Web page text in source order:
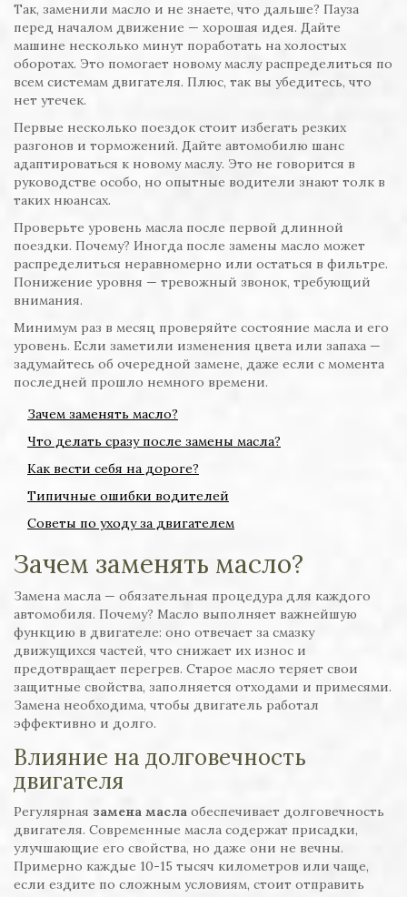
Так, заменили масло и не знаете, что дальше? Пауза
перед началом движение — хорошая идея. Дайте
машине несколько минут поработать на холостых
оборотах. Это помогает новому маслу распределиться по
всем системам двигателя. Плюс, так вы убедитесь, что
нет утечек.
Первые несколько поездок стоит избегать резких
разгонов и торможений. Дайте автомобилю шанс
адаптироваться к новому маслу. Это не говорится в
руководстве особо, но опытные водители знают толк в
таких нюансах.
Проверьте уровень масла после первой длинной
поездки. Почему? Иногда после замены масло может
распределиться неравномерно или остаться в фильтре.
Понижение уровня — тревожный звонок, требующий
внимания.
Минимум раз в месяц проверяйте состояние масла и его
уровень. Если заметили изменения цвета или запаха —
задумайтесь об очередной замене, даже если с момента
последней прошло немного времени.
Зачем заменять масло?
Что делать сразу после замены масла?
Как вести себя на дороге?
Типичные ошибки водителей
Советы по уходу за двигателем
Зачем заменять масло?
Замена масла — обязательная процедура для каждого
автомобиля. Почему? Масло выполняет важнейшую
функцию в двигателе: оно отвечает за смазку
движущихся частей, что снижает их износ и
предотвращает перегрев. Старое масло теряет свои
защитные свойства, заполняется отходами и примесями.
Замена необходима, чтобы двигатель работал
эффективно и долго.
Влияние на долговечность
двигателя
Регулярная замена масла обеспечивает долговечность
двигателя. Современные масла содержат присадки,
улучшающие его свойства, но даже они не вечны.
Примерно каждые 10-15 тысяч километров или чаще,
если ездите по сложным условиям, стоит отправить